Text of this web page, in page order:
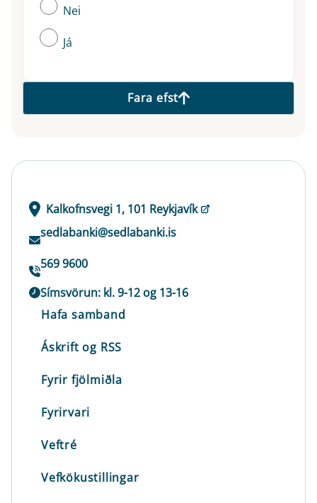
Nei
Já
Fara efst
Kalkofnsvegi 1, 101 Reykjavík
sedlabanki@sedlabanki.is
569 9600
Símsvörun: kl. 9-12 og 13-16
Hafa samband
Áskrift og RSS
Fyrir fjölmiðla
Fyrirvari
Veftré
Vefkökustillingar